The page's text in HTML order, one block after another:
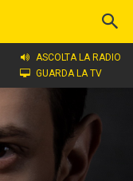
ASCOLTA LA RADIO
GUARDA LA TV